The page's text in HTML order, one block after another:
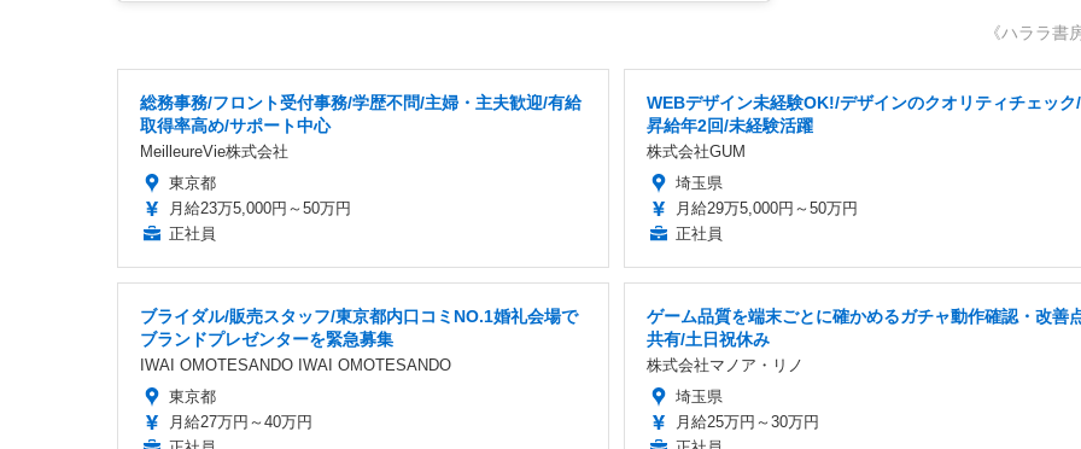
《ハララ書
総務事務/フロント受付事務/学歴不問/主婦・主夫歓迎/有給
取得率高め/サポート中心
MeilleureVie株式会社
東京都
月給23万5,000円～50万円
正社員
WEBデザイン未経験OK!/デザインのクオリティチェック/
昇給年2回/未経験活躍
株式会社GUM
埼玉県
月給29万5,000円～50万円
正社員
ブライダル/販売スタッフ/東京都内口コミNO.1婚礼会場で
ブランドプレゼンターを緊急募集
IWAI OMOTESANDO IWAI OMOTESANDO
東京都
月給27万円～40万円
ゲーム品質を端末ごとに確かめるガチャ動作確認・改善
共有/土日祝休み
株式会社マノア・リノ
埼玉県
月給25万円～30万円